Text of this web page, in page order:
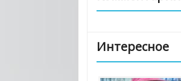
Интересное